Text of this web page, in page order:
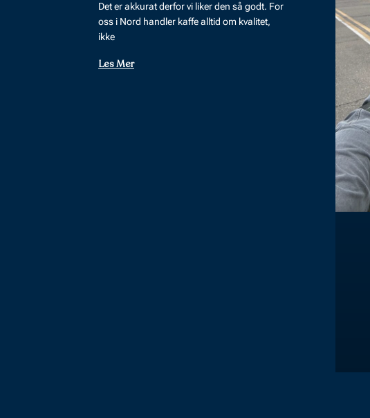
Det er akkurat derfor vi liker den så godt. For
oss i Nord handler kaffe alltid om kvalitet,
ikke
Les Mer